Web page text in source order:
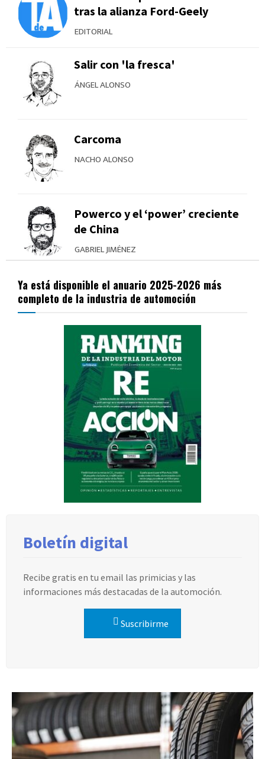
tras la alianza Ford-Geely
EDITORIAL
Salir con 'la fresca'
ÁNGEL ALONSO
Carcoma
NACHO ALONSO
Powerco y el ‘power’ creciente
de China
GABRIEL JIMÉNEZ
Ya está disponible el anuario 2025-2026 más
completo de la industria de automoción
Boletín digital
Recibe gratis en tu email las primicias y las
informaciones más destacadas de la automoción.
Suscribirme